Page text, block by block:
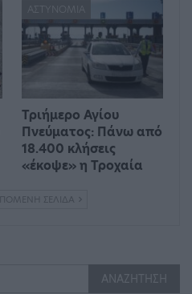
ΑΣΤΥΝΟΜΊΑ
Τριήμερο Αγίου
Πνεύματος: Πάνω από
18.400 κλήσεις
«έκοψε» η Τροχαία
ΕΠΌΜΕΝΗ ΣΕΛΊΔΑ